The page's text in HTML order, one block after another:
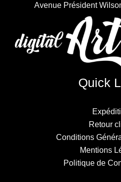
Avenue Président
Quick
Retour
Conditions
Mentions
Politique de